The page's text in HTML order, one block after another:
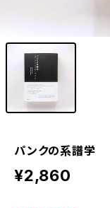
パンクの系譜学
¥2,860